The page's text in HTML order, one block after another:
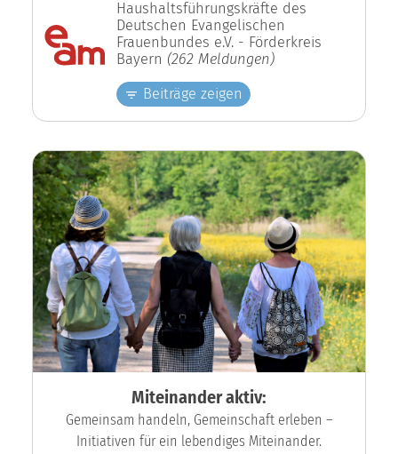
Haushaltsführungskräfte des
Deutschen Evangelischen
Frauenbundes e.V. - Förderkreis
Bayern (262 Meldungen)
Beiträge zeigen
Miteinander aktiv:
Gemeinsam handeln, Gemeinschaft erleben –
Initiativen für ein lebendiges Miteinander.